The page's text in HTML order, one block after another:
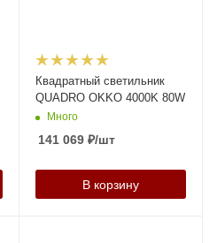
Квадратный светильник
QUADRO OKKO 4000K 80W
Много
141 069₽/шт
В корзину